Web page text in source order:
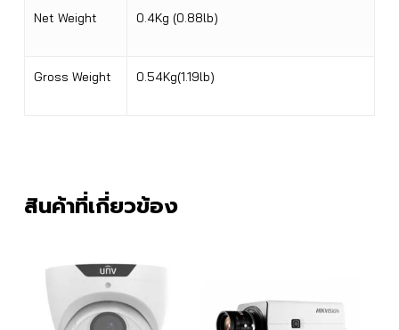
Net Weight 0.4Kg (0.88lb)
Gross Weight 0.54Kg(1.19lb)
สินค้าที่เกี่ยวข้อง